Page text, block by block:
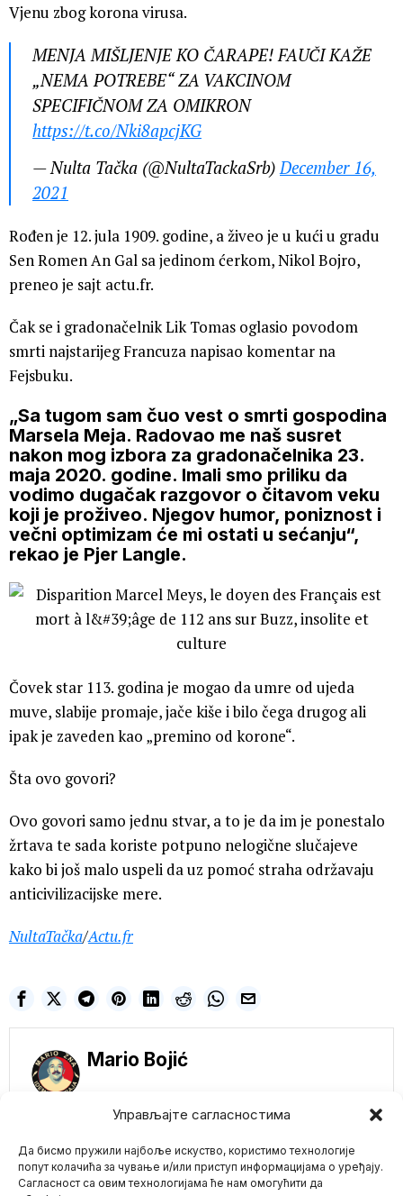
Управљајте сагласностима
Да бисмо пружили најбоље искуство, користимо технологије
попут колачића за чување и/или приступ информацијама о уређају.
Сагласност са овим технологијама ће нам омогућити да
Vjenu zbog korona virusa.
MENJA MIŠLJENJE KO ČARAPE! FAUČI KAŽE
„NEMA POTREBE“ ZA VAKCINOM
SPECIFIČNOM ZA OMIKRON
https://t.co/Nki8apcjKG
— Nulta Tačka (@NultaTackaSrb)December 16,
2021
Rođen je 12. jula 1909. godine, a živeo je u kući u gradu
Sen Romen An Gal sa jedinom ćerkom, Nikol Bojro,
preneo je sajt actu.fr.
Čak se i gradonačelnik Lik Tomas oglasio povodom
smrti najstarijeg Francuza napisao komentar na
Fejsbuku.
„Sa tugom sam čuo vest o smrti gospodina
Marsela Meja. Radovao me naš susret
nakon mog izbora za gradonačelnika 23.
maja 2020. godine. Imali smo priliku da
vodimo dugačak razgovor o čitavom veku
koji je proživeo. Njegov humor, poniznost i
večni optimizam će mi ostati u sećanju“,
rekao je Pjer Langle.
Čovek star 113. godina je mogao da umre od ujeda
muve, slabije promaje, jače kiše i bilo čega drugog ali
ipak je zaveden kao „premino od korone“.
Šta ovo govori?
Ovo govori samo jednu stvar, a to je da im je ponestalo
žrtava te sada koriste potpuno nelogične slučajeve
kako bi još malo uspeli da uz pomoć straha održavaju
anticivilizacijske mere.
NultaTačka/Actu.fr
Mario Bojić
Odeljenje za vladinu
efikasnost Ilona
Maska gasi